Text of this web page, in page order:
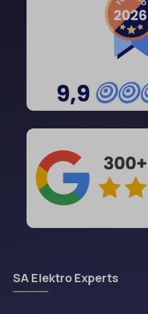
SA Elektro Experts